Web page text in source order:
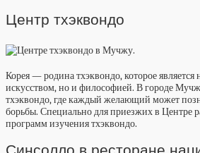
Центр тхэквондо
Корея — родина тхэквондо, которое является
искусством, но и философией. В городе
тхэквондо, где каждый желающий может
борьбы. Специально для приезжих в Центре
программ изучения тхэквондо.